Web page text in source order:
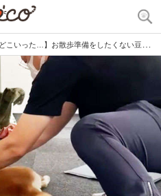
お散歩準備をしたくない豆柴さん。ズリズリと玄関の方へ運ばれる姿が◎